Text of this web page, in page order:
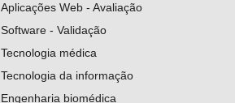
Aplicações Web - Avaliação
Software - Validação
Tecnologia médica
Tecnologia da informação
Engenharia biomédica